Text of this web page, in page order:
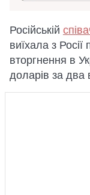
Російській
виїхала з
вторгнення в
доларів за два